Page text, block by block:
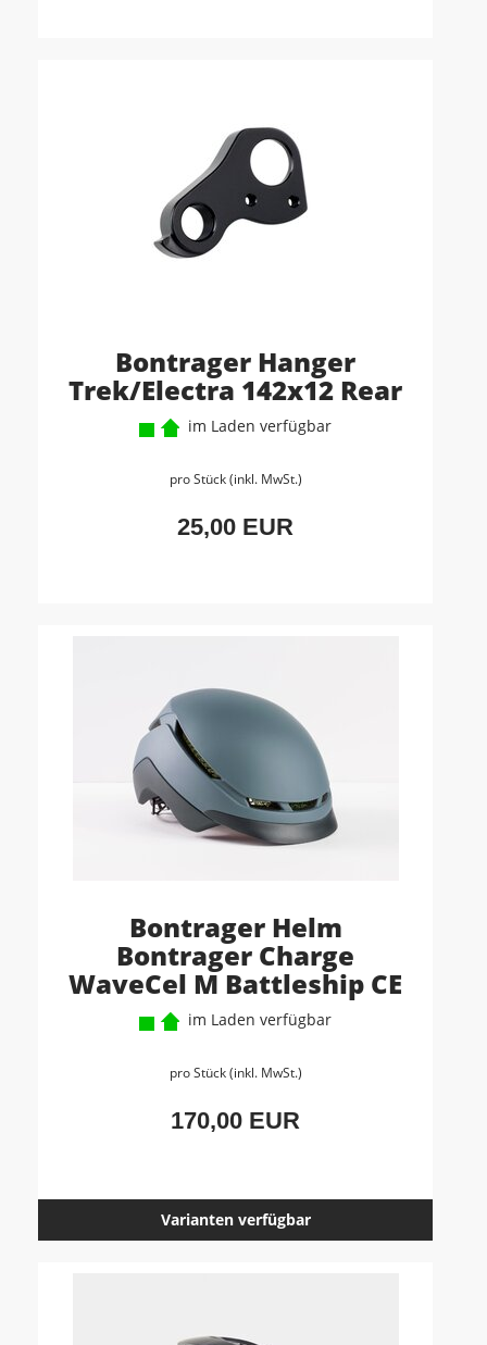
Bontrager Hanger
Trek/Electra 142x12 Rear
im Laden verfügbar
pro Stück (inkl. MwSt.)
25,00 EUR
Bontrager Helm
Bontrager Charge
WaveCel M Battleship CE
im Laden verfügbar
pro Stück (inkl. MwSt.)
170,00 EUR
Varianten verfügbar